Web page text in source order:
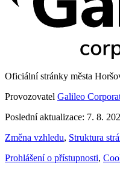
Oficiální stránky města
Provozovatel Galileo
Poslední aktualizace: 7. 8.
Změna vzhledu, Struktura
Prohlášení o přístupnosti,